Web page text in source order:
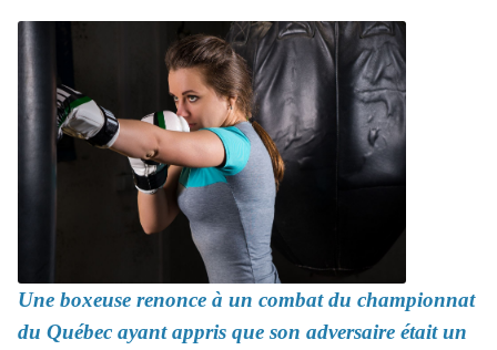
Une boxeuse renonce à un combat du championnat
du Québec ayant appris que son adversaire était un